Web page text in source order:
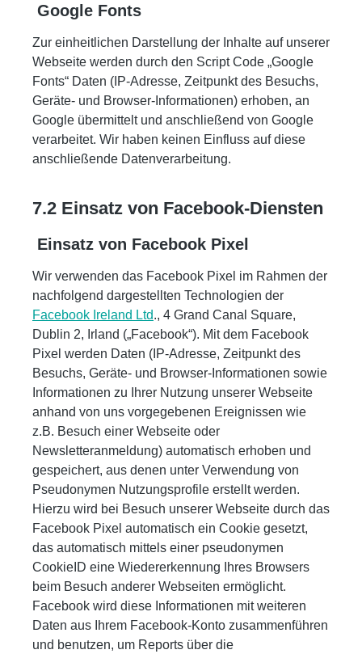
Google Fonts
Zur einheitlichen Darstellung der Inhalte auf unserer
Webseite werden durch den Script Code „Google
Fonts“ Daten (IP-Adresse, Zeitpunkt des Besuchs,
Geräte- und Browser-Informationen) erhoben, an
Google übermittelt und anschließend von Google
verarbeitet. Wir haben keinen Einfluss auf diese
anschließende Datenverarbeitung.
7.2 Einsatz von Facebook-Diensten
Einsatz von Facebook Pixel
Wir verwenden das Facebook Pixel im Rahmen der
nachfolgend dargestellten Technologien der
Facebook Ireland Ltd., 4 Grand Canal Square,
Dublin 2, Irland („Facebook“). Mit dem Facebook
Pixel werden Daten (IP-Adresse, Zeitpunkt des
Besuchs, Geräte- und Browser-Informationen sowie
Informationen zu Ihrer Nutzung unserer Webseite
anhand von uns vorgegebenen Ereignissen wie
z.B. Besuch einer Webseite oder
Newsletteranmeldung) automatisch erhoben und
gespeichert, aus denen unter Verwendung von
Pseudonymen Nutzungsprofile erstellt werden.
Hierzu wird bei Besuch unserer Webseite durch das
Facebook Pixel automatisch ein Cookie gesetzt,
das automatisch mittels einer pseudonymen
CookieID eine Wiedererkennung Ihres Browsers
beim Besuch anderer Webseiten ermöglicht.
Facebook wird diese Informationen mit weiteren
Daten aus Ihrem Facebook-Konto zusammenführen
und benutzen, um Reports über die